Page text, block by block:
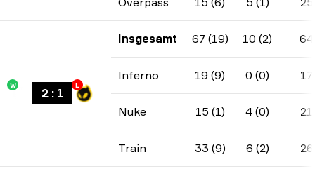
W
2: 1
L
Insgesamt 67 (19) 10 (2) 64
Inferno 19 (9) 0 (0) 17
Nuke 15 (1) 4 (0) 21
Train 33 (9) 6 (2) 26